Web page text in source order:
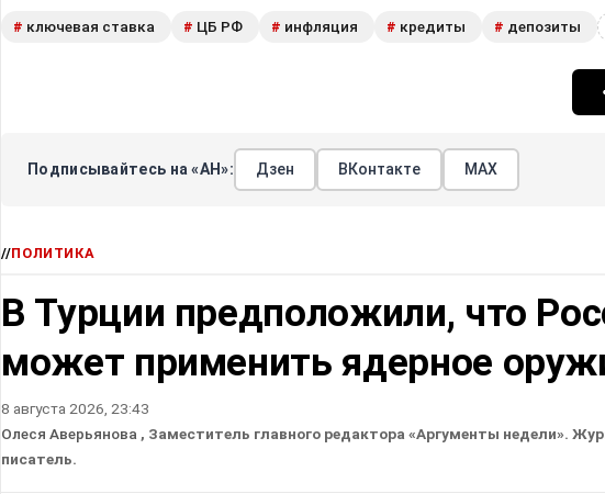
# ключевая ставка # ЦБ РФ # инфляция # кредиты # депозиты
Подписывайтесь на «АН»: Дзен ВКонтакте МАХ
//ПОЛИТИКА
В Турции предположили, что
может применить ядерное
8 августа 2026, 23:43
Олеся Аверьянова , Заместитель главного редактора «Аргументы недели».
писатель.